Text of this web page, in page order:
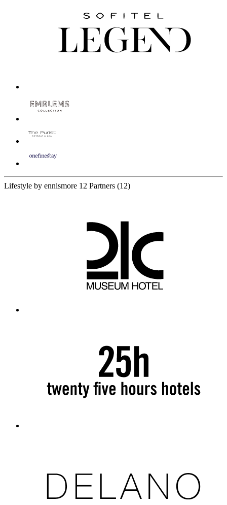
Lifestyle by ennismore 12 Partners (12)